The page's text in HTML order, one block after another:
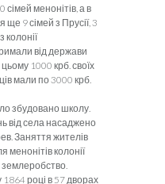
сімей менонітів, а в
9 сімей з Прусії, 3
колонії
від держави
1000 крб. своїх
мали по 3000 крб.
збудовано школу.
від села насаджено
Заняття жителів
менонітів колонії
1864 році в 57 дворах